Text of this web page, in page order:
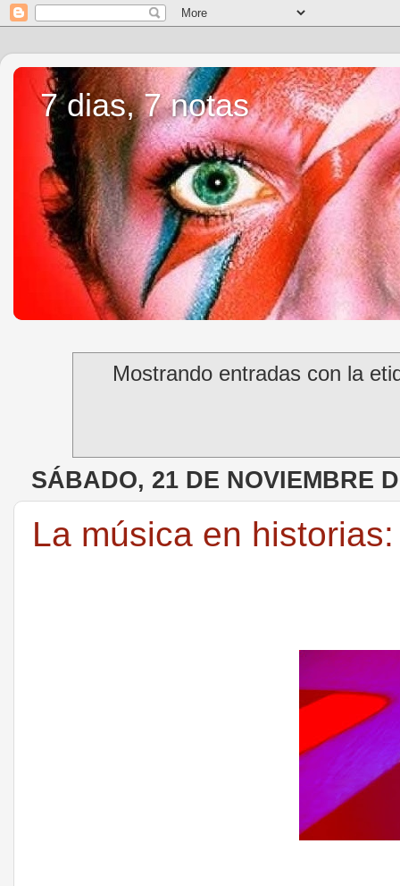
7 dias, 7 notas
Mostrando entradas con la
SÁBADO, 21 DE NOVIEMBRE
La música en